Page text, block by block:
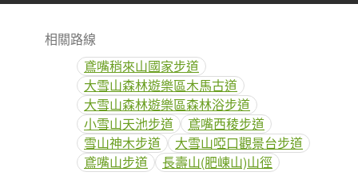
相關路線
鳶嘴稍來山國家步道
大雪山森林遊樂區木馬古道
大雪山森林遊樂區森林浴步道
小雪山天池步道
鳶嘴西稜步道
雪山神木步道
大雪山啞口觀景台步道
鳶嘴山步道
長壽山(肥崠山)山徑